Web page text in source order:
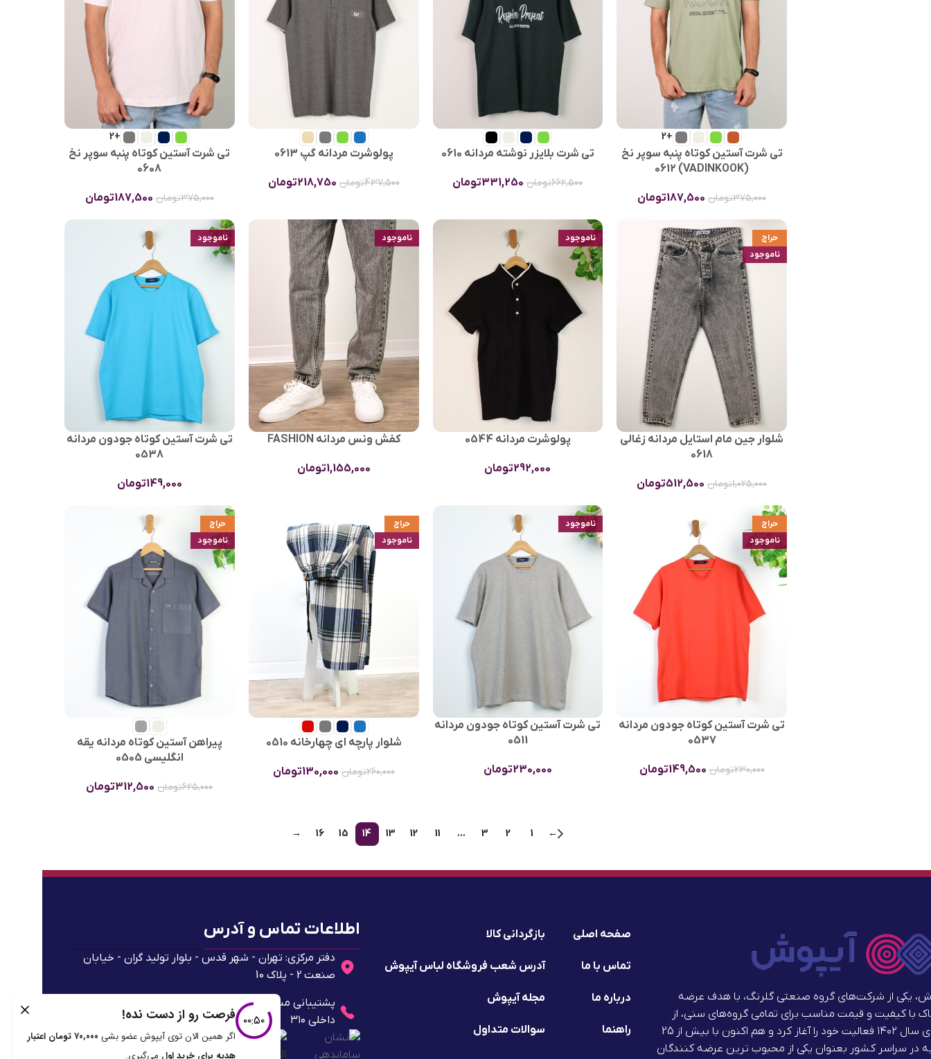
+2
تی شرت آستین کوتاه پنبه سوپر نخ
(VADINKOOK) 0612
375,000تومان 187,500تومان
تی شرت بلایزر نوشته مردانه 0610
662,500تومان 331,250تومان
پولوشرت مردانه گپ 0613
437,500تومان 218,750تومان
+2
تی شرت آستین کوتاه پنبه سوپر نخ
0608
375,000تومان 187,500تومان
حراج
ناموجود
شلوار جین مام استایل مردانه زغالی
0618
1,025,000تومان 512,500تومان
ناموجود
پولوشرت مردانه 0544
292,000تومان
ناموجود
كفش ونس مردانه FASHION
1,155,000تومان
ناموجود
تی شرت آستین کوتاه جودون مردانه
0538
149,000تومان
حراج
ناموجود
تی شرت آستین کوتاه جودون مردانه
0537
230,000تومان 149,500تومان
ناموجود
تی شرت آستین کوتاه جودون مردانه
0511
230,000تومان
حراج
ناموجود
شلوار پارچه ای چهارخانه 0510
260,000تومان 130,000تومان
حراج
ناموجود
پیراهن آستین کوتاه مردانه یقه
انگلیسی 0505
625,000تومان 312,500تومان
←
1
2
3
…
11
12
13
14
15
16
→
یکی از شرکت‌های گروه صنعتی گلرنگ، با هدف عرضه
با کیفیت و قیمت مناسب برای تمامی گروه‌های سنی، از
ابتدای سال ۱۴۰۲ فعالیت خود را آغاز کرد و هم اکنون با بیش از 25
در سراسر کشور بعنوان یکی از محبوب ترین عرضه کنندگان
صفحه اصلی
تماس با ما
درباره ما
راهنما
بازگردانی کالا
آدرس شعب فروشگاه لباس آیپوش
مجله آیپوش
سوالات متداول
دفتر مرکزی: تهران - شهر قدس - بلوار تولید گران - خیابان
صنعت 2 - پلاک 10
داخلی ۳۱۰
اطلاعات تماس و آدرس